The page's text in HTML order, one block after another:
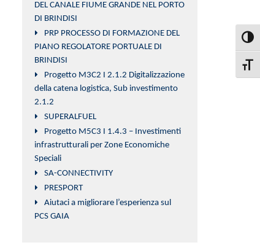
DEL CANALE FIUME GRANDE NEL PORTO
DI BRINDISI
PRP PROCESSO DI FORMAZIONE DEL
PIANO REGOLATORE PORTUALE DI
BRINDISI
Progetto M3C2 I 2.1.2 Digitalizzazione
della catena logistica, Sub investimento
2.1.2
SUPERALFUEL
Progetto M5C3 I 1.4.3 – Investimenti
infrastrutturali per Zone Economiche
Speciali
SA-CONNECTIVITY
PRESPORT
Aiutaci a migliorare l’esperienza sul
PCS GAIA